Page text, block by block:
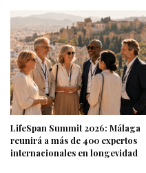
LifeSpan Summit 2026: Málaga
reunirá a más de 400 expertos
internacionales en longevidad